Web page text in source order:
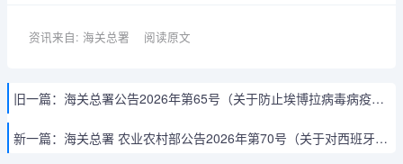
资讯来自: 海关总署 阅读原文
旧一篇： 海关总署公告2026年第65号（关于防止埃博拉病毒病疫情传入我国的公告）
新一篇： 海关总署 农业农村部公告2026年第70号（关于对西班牙高致病性禽流感和新城疫实施区域化管理的公告）